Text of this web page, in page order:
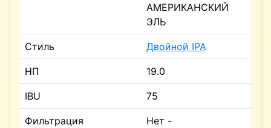
АМЕРИКАНСКИЙ
ЭЛЬ
Стиль Двойной IPA
НП 19.0
IBU 75
Фильтрация
Нет -